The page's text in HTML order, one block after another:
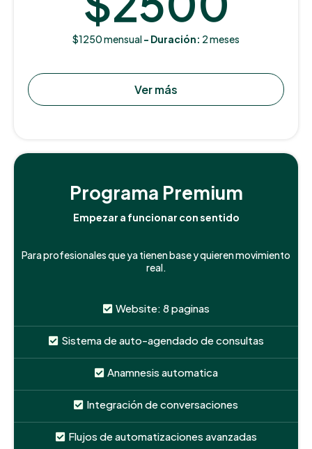
$1250 mensual- Duración: 2 meses
Ver más
Programa Premium
Empezar a funcionar con sentido
Para profesionales que ya tienen base y quieren movimiento
real.
Website: 8 paginas
Sistema de auto-agendado de consultas
Anamnesis automatica
Integración de conversaciones
Flujos de automatizaciones avanzadas